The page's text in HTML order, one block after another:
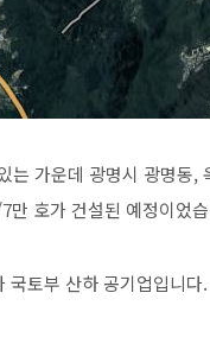
가운데 광명시 광명동,
호가 건설된 예정이었
토부 산하 공기업입니